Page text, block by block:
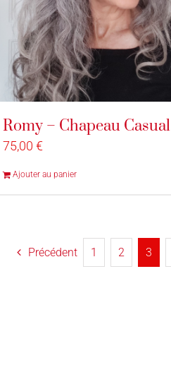
Romy – Chapeau Casual
75,00 €
Ajouter au panier
Précédent 1 2 3